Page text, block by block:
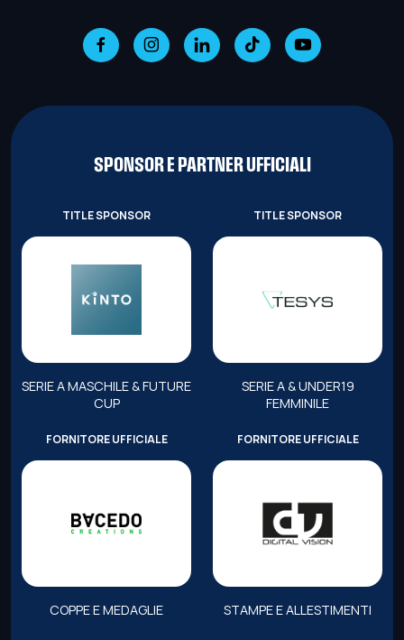
SPONSOR E PARTNER UFFICIALI
TITLE SPONSOR
SERIE A MASCHILE & FUTURE
CUP
TITLE SPONSOR
SERIE A & UNDER19
FEMMINILE
FORNITORE UFFICIALE
COPPE E MEDAGLIE
FORNITORE UFFICIALE
STAMPE E ALLESTIMENTI